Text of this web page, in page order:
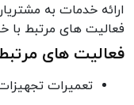
ارائه خدمات به
فعالیت های مرتبط با
فعالیت های
تعمیرات